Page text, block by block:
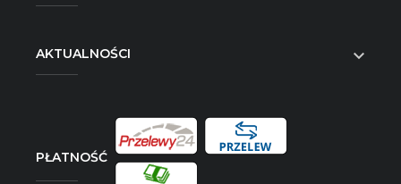
AKTUALNOŚCI 
PŁATNOŚĆ